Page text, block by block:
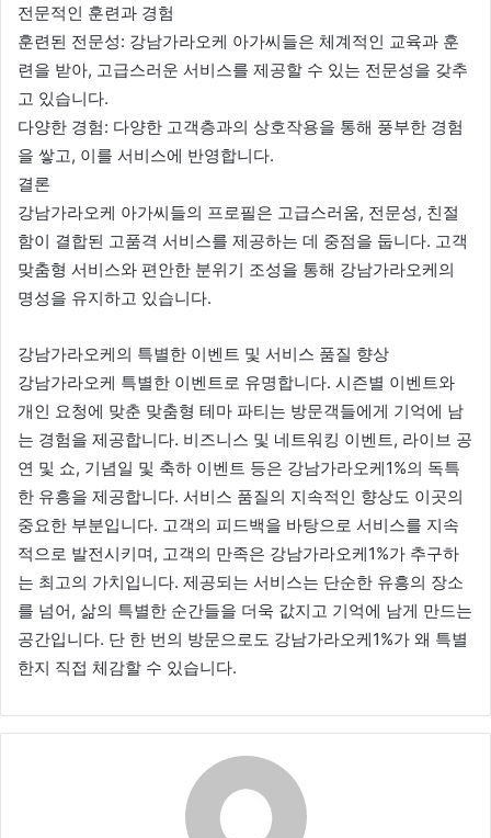
전문적인 훈련과 경험
훈련된 전문성: 강남가라오케 아가씨들은 체계적인 교육과 훈
련을 받아, 고급스러운 서비스를 제공할 수 있는 전문성을 갖추
고 있습니다.
다양한 경험: 다양한 고객층과의 상호작용을 통해 풍부한 경험
을 쌓고, 이를 서비스에 반영합니다.
결론
강남가라오케 아가씨들의 프로필은 고급스러움, 전문성, 친절
함이 결합된 고품격 서비스를 제공하는 데 중점을 둡니다. 고객
맞춤형 서비스와 편안한 분위기 조성을 통해 강남가라오케의
명성을 유지하고 있습니다.
강남가라오케의 특별한 이벤트 및 서비스 품질 향상
강남가라오케 특별한 이벤트로 유명합니다. 시즌별 이벤트와
개인 요청에 맞춘 맞춤형 테마 파티는 방문객들에게 기억에 남
는 경험을 제공합니다. 비즈니스 및 네트워킹 이벤트, 라이브 공
연 및 쇼, 기념일 및 축하 이벤트 등은 강남가라오케1%의 독특
한 유흥을 제공합니다. 서비스 품질의 지속적인 향상도 이곳의
중요한 부분입니다. 고객의 피드백을 바탕으로 서비스를 지속
적으로 발전시키며, 고객의 만족은 강남가라오케1%가 추구하
는 최고의 가치입니다. 제공되는 서비스는 단순한 유흥의 장소
를 넘어, 삶의 특별한 순간들을 더욱 값지고 기억에 남게 만드는
공간입니다. 단 한 번의 방문으로도 강남가라오케1%가 왜 특별
한지 직접 체감할 수 있습니다.